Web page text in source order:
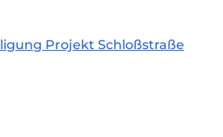
Projekt Schloßstraße